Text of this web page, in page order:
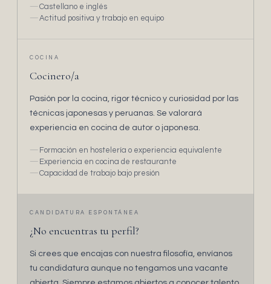
Castellano e inglés
Actitud positiva y trabajo en equipo
COCINA
Cocinero/a
Pasión por la cocina, rigor técnico y curiosidad por las
técnicas japonesas y peruanas. Se valorará
experiencia en cocina de autor o japonesa.
Formación en hostelería o experiencia equivalente
Experiencia en cocina de restaurante
Capacidad de trabajo bajo presión
CANDIDATURA ESPONTÁNEA
¿No encuentras tu perfil?
Si crees que encajas con nuestra filosofía, envíanos
tu candidatura aunque no tengamos una vacante